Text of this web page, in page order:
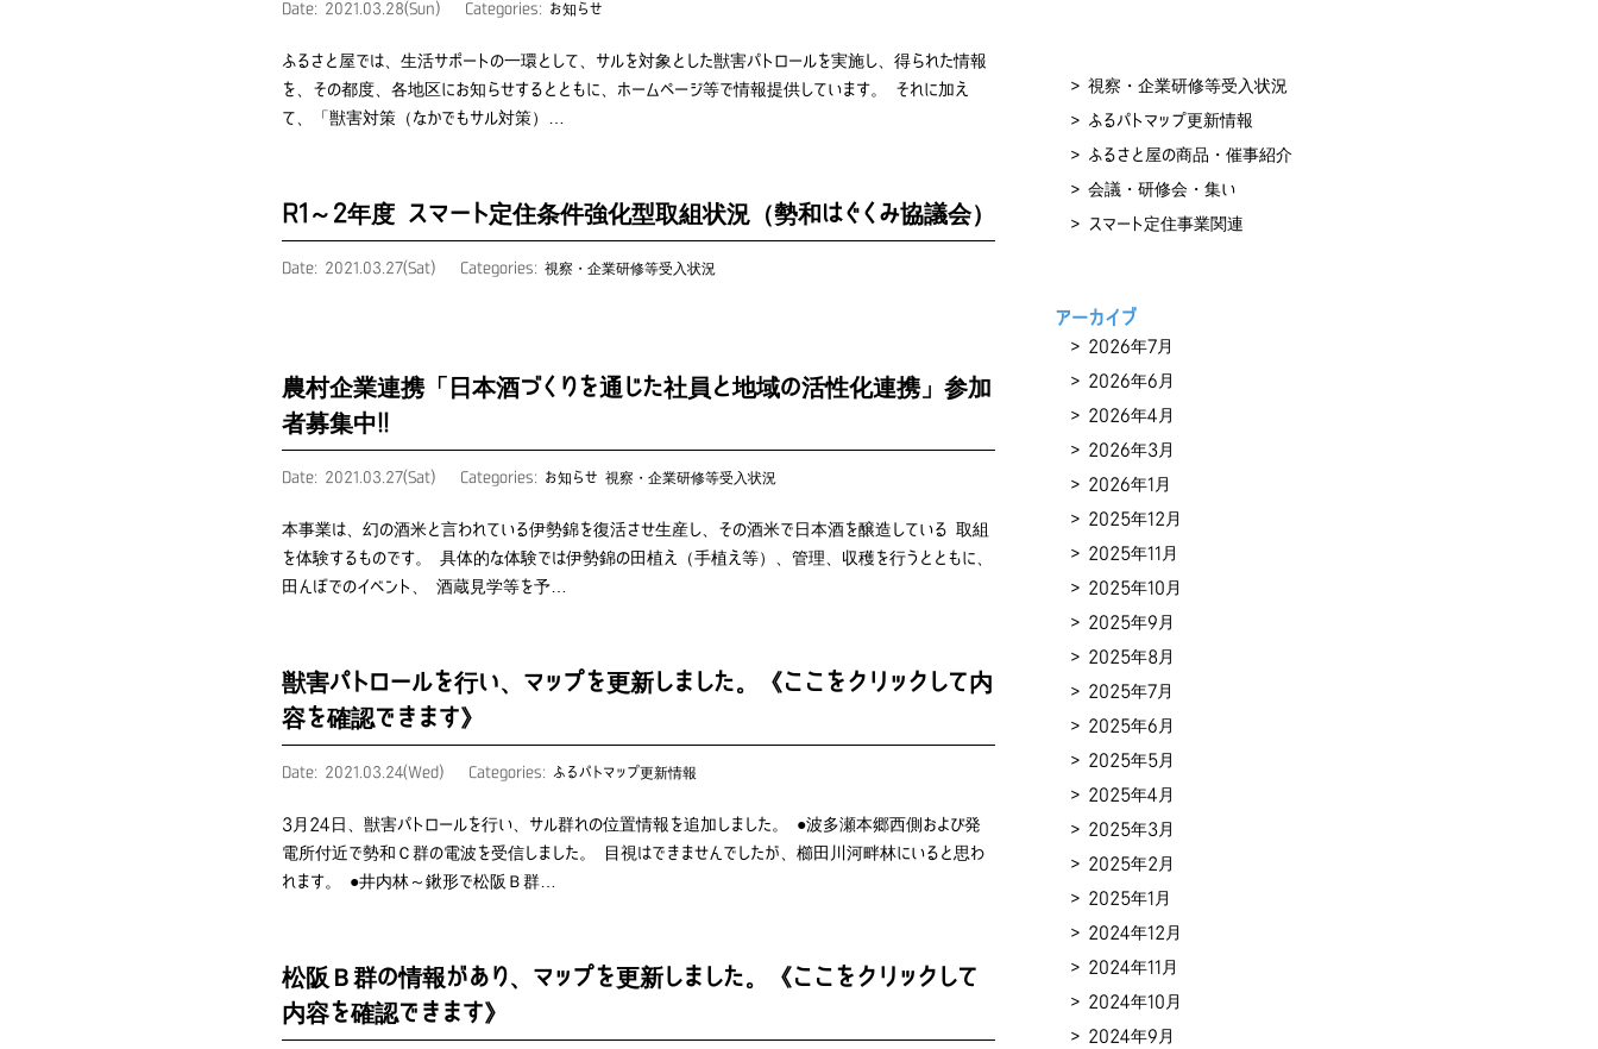
Date: 2021.03.28(Sun) Categories: お知らせ
ふるさと屋では、生活サポートの一環として、サルを対象とした獣害パトロールを実施し、得られた情報
を、その都度、各地区にお知らせするとともに、ホームページ等で情報提供しています。 それに加え
て、「獣害対策（なかでもサル対策）…
R1～2年度 スマート定住条件強化型取組状況（勢和はぐくみ協議会）
Date: 2021.03.27(Sat) Categories: 視察・企業研修等受入状況
農村企業連携「日本酒づくりを通じた社員と地域の活性化連携」参加
者募集中!!
Date: 2021.03.27(Sat) Categories: お知らせ 視察・企業研修等受入状況
本事業は、幻の酒米と言われている伊勢錦を復活させ生産し、その酒米で日本酒を醸造している 取組
を体験するものです。 具体的な体験では伊勢錦の田植え（手植え等）、管理、収穫を行うとともに、
田んぼでのイベント、 酒蔵見学等を予…
獣害パトロールを行い、マップを更新しました。《ここをクリックして内
容を確認できます》
Date: 2021.03.24(Wed) Categories: ふるパトマップ更新情報
3月24日、獣害パトロールを行い、サル群れの位置情報を追加しました。 ●波多瀬本郷西側および発
電所付近で勢和Ｃ群の電波を受信しました。 目視はできませんでしたが、櫛田川河畔林にいると思わ
れます。 ●井内林～鍬形で松阪Ｂ群…
松阪Ｂ群の情報があり、マップを更新しました。《ここをクリックして
内容を確認できます》
視察・企業研修等受入状況
ふるパトマップ更新情報
ふるさと屋の商品・催事紹介
会議・研修会・集い
スマート定住事業関連
アーカイブ
2026年7月
2026年6月
2026年4月
2026年3月
2026年1月
2025年12月
2025年11月
2025年10月
2025年9月
2025年8月
2025年7月
2025年6月
2025年5月
2025年4月
2025年3月
2025年2月
2025年1月
2024年12月
2024年11月
2024年10月
2024年9月